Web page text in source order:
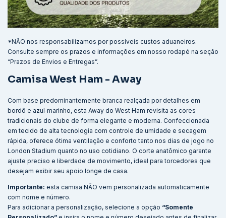
*NÃO nos responsabilizamos por possíveis custos aduaneiros.
Consulte sempre os prazos e informações em nosso rodapé na seção
“Prazos de Envios e Entregas”.
Camisa West Ham - Away
Com base predominantemente branca realçada por detalhes em
bordô e azul‑marinho, esta Away do West Ham revisita as cores
tradicionais do clube de forma elegante e moderna. Confeccionada
em tecido de alta tecnologia com controle de umidade e secagem
rápida, oferece ótima ventilação e conforto tanto nos dias de jogo no
London Stadium quanto no uso cotidiano. O corte anatômico garante
ajuste preciso e liberdade de movimento, ideal para torcedores que
desejam exibir seu apoio longe de casa.
Importante: esta camisa NÃO vem personalizada automaticamente
com nome e número.
Para adicionar a personalização, selecione a opção “Somente